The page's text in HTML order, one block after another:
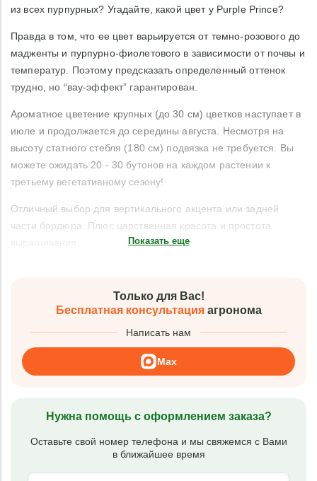
из всех пурпурных? Угадайте, какой цвет у Purple Prince?
Правда в том, что ее цвет варьируется от темно-розового до
мадженты и пурпурно-фиолетового в зависимости от почвы и
температур. Поэтому предсказать определенный оттенок
трудно, но “вау-эффект” гарантирован.
Ароматное цветение крупных (до 30 см) цветков наступает в
июле и продолжается до середины августа. Несмотря на
высоту статного стебля (180 см) подвязка не требуется. Вы
можете ожидать 20 - 30 бутонов на каждом растении к
третьему вегетативному сезону!
Отличный выбор для вертикального акцента или задней
части бордюра. Плюс царственная красота и простота
Показать еще
Только для Вас!
Бесплатная консультацияагронома
Написать нам
Max
Нужна помощь с оформлением заказа?
Оставьте свой номер телефона и мы свяжемся с Вами
в ближайшее время